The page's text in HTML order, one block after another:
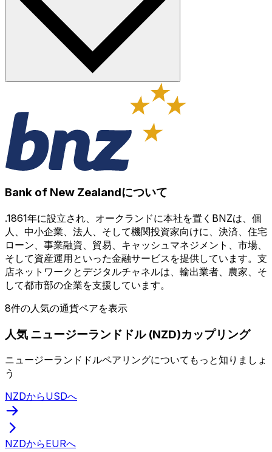
Bank of New Zealandについて
.1861年に設立され、オークランドに本社を置くBNZは、個
人、中小企業、法人、そして機関投資家向けに、決済、住宅
ローン、事業融資、貿易、キャッシュマネジメント、市場、
そして資産運用といった金融サービスを提供しています。支
店ネットワークとデジタルチャネルは、輸出業者、農家、そ
して都市部の企業を支援しています。
8件の人気の通貨ペアを表示
人気 ニュージーランドドル (NZD)カップリング
ニュージーランドドルペアリングについてもっと知りましょ
う
NZDからUSDへ
NZDからEURへ